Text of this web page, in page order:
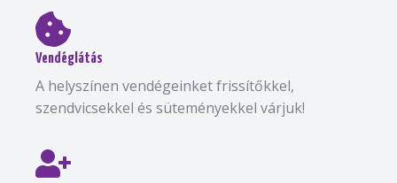
Vendéglátás
A helyszínen vendégeinket frissítőkkel,
szendvicsekkel és süteményekkel várjuk!